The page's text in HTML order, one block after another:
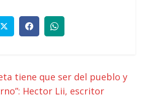
tiene que ser del pueblo y
Hector Lii, escritor